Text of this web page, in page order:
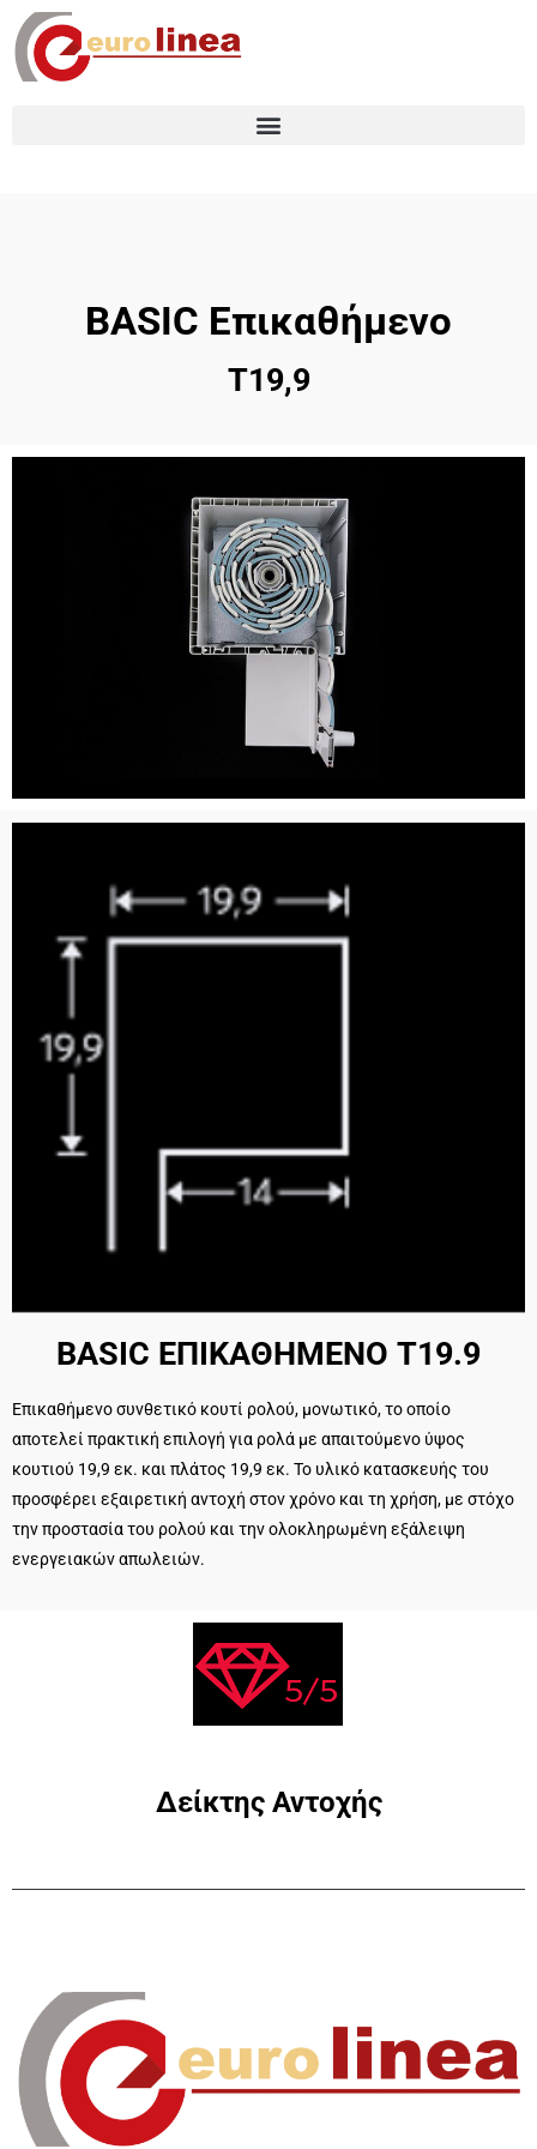
BASIC Επικαθήμενο
T19,9
BASIC ΕΠΙΚΑΘΗΜΕΝΟ Τ19.9
Επικαθήμενο συνθετικό κουτί ρολού, μονωτικό, το οποίο
αποτελεί πρακτική επιλογή για ρολά με απαιτούμενο ύψος
κουτιού 19,9 εκ. και πλάτος 19,9 εκ. Το υλικό κατασκευής του
προσφέρει εξαιρετική αντοχή στον χρόνο και τη χρήση, με στόχο
την προστασία του ρολού και την ολοκληρωμένη εξάλειψη
ενεργειακών απωλειών.
Δείκτης Αντοχής